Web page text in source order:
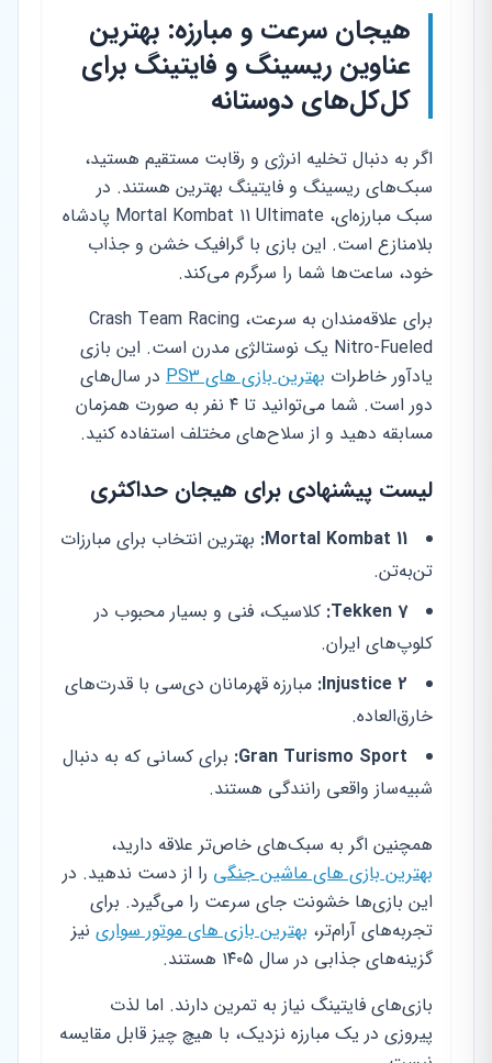
هیجان سرعت و مبارزه: بهترین
عناوین ریسینگ و فایتینگ برای
کل‌کل‌های دوستانه
اگر به دنبال تخلیه انرژی و رقابت مستقیم هستید،
سبک‌های ریسینگ و فایتینگ بهترین هستند. در
سبک مبارزه‌ای، Mortal Kombat 11 Ultimate پادشاه
بلامنازع است. این بازی با گرافیک خشن و جذاب
خود، ساعت‌ها شما را سرگرم می‌کند.
برای علاقه‌مندان به سرعت، Crash Team Racing
Nitro-Fueled یک نوستالژی مدرن است. این بازی
یادآور خاطرات بهترین بازی های PS3
در سال‌های
دور است. شما می‌توانید تا ۴ نفر به صورت همزمان
مسابقه دهید و از سلاح‌های مختلف استفاده کنید.
لیست پیشنهادی برای هیجان حداکثری
Mortal Kombat 11: بهترین انتخاب برای مبارزات
تن‌به‌تن.
Tekken 7: کلاسیک، فنی و بسیار محبوب در
کلوپ‌های ایران.
Injustice 2: مبارزه قهرمانان دی‌سی با قدرت‌های
خارق‌العاده.
Gran Turismo Sport: برای کسانی که به دنبال
شبیه‌ساز واقعی رانندگی هستند.
همچنین اگر به سبک‌های خاص‌تر علاقه دارید،
بهترین بازی های ماشین جنگی را از دست ندهید. در
این بازی‌ها خشونت جای سرعت را می‌گیرد. برای
تجربه‌های آرام‌تر، بهترین بازی های موتور سواری نیز
گزینه‌های جذابی در سال ۱۴۰۵ هستند.
بازی‌های فایتینگ نیاز به تمرین دارند. اما لذت
پیروزی در یک مبارزه نزدیک، با هیچ چیز قابل مقایسه